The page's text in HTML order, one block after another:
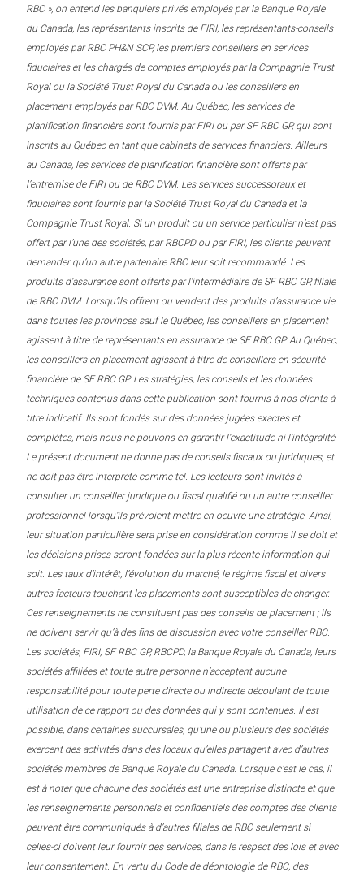
RBC », on entend les banquiers privés employés par la Banque Royale
du Canada, les représentants inscrits de FIRI, les représentants-conseils
employés par RBC PH&N SCP, les premiers conseillers en services
fiduciaires et les chargés de comptes employés par la Compagnie Trust
Royal ou la Société Trust Royal du Canada ou les conseillers en
placement employés par RBC DVM. Au Québec, les services de
planification financière sont fournis par FIRI ou par SF RBC GP, qui sont
inscrits au Québec en tant que cabinets de services financiers. Ailleurs
au Canada, les services de planification financière sont offerts par
l’entremise de FIRI ou de RBC DVM. Les services successoraux et
fiduciaires sont fournis par la Société Trust Royal du Canada et la
Compagnie Trust Royal. Si un produit ou un service particulier n’est pas
offert par l’une des sociétés, par RBCPD ou par FIRI, les clients peuvent
demander qu’un autre partenaire RBC leur soit recommandé. Les
produits d’assurance sont offerts par l’intermédiaire de SF RBC GP, filiale
de RBC DVM. Lorsqu’ils offrent ou vendent des produits d’assurance vie
dans toutes les provinces sauf le Québec, les conseillers en placement
agissent à titre de représentants en assurance de SF RBC GP. Au Québec,
les conseillers en placement agissent à titre de conseillers en sécurité
financière de SF RBC GP. Les stratégies, les conseils et les données
techniques contenus dans cette publication sont fournis à nos clients à
titre indicatif. Ils sont fondés sur des données jugées exactes et
complètes, mais nous ne pouvons en garantir l’exactitude ni l’intégralité.
Le présent document ne donne pas de conseils fiscaux ou juridiques, et
ne doit pas être interprété comme tel. Les lecteurs sont invités à
consulter un conseiller juridique ou fiscal qualifié ou un autre conseiller
professionnel lorsqu’ils prévoient mettre en oeuvre une stratégie. Ainsi,
leur situation particulière sera prise en considération comme il se doit et
les décisions prises seront fondées sur la plus récente information qui
soit. Les taux d’intérêt, l’évolution du marché, le régime fiscal et divers
autres facteurs touchant les placements sont susceptibles de changer.
Ces renseignements ne constituent pas des conseils de placement ; ils
ne doivent servir qu’à des fins de discussion avec votre conseiller RBC.
Les sociétés, FIRI, SF RBC GP, RBCPD, la Banque Royale du Canada, leurs
sociétés affiliées et toute autre personne n’acceptent aucune
responsabilité pour toute perte directe ou indirecte découlant de toute
utilisation de ce rapport ou des données qui y sont contenues. Il est
possible, dans certaines succursales, qu’une ou plusieurs des sociétés
exercent des activités dans des locaux qu’elles partagent avec d’autres
sociétés membres de Banque Royale du Canada. Lorsque c’est le cas, il
est à noter que chacune des sociétés est une entreprise distincte et que
les renseignements personnels et confidentiels des comptes des clients
peuvent être communiqués à d’autres filiales de RBC seulement si
celles-ci doivent leur fournir des services, dans le respect des lois et avec
leur consentement. En vertu du Code de déontologie de RBC, des